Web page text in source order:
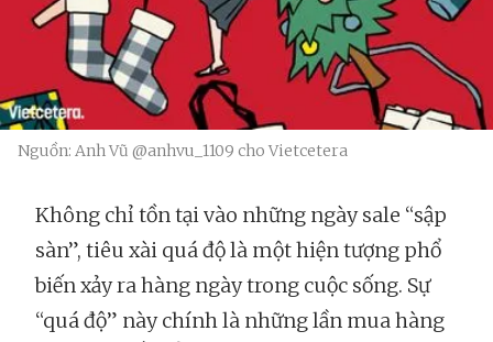
Nguồn: Anh Vũ @anhvu_1109 cho Vietcetera
Không chỉ tồn tại vào những ngày sale “sập
sàn”, tiêu xài quá độ là một hiện tượng phổ
biến xảy ra hàng ngày trong cuộc sống. Sự
“quá độ” này chính là những lần mua hàng